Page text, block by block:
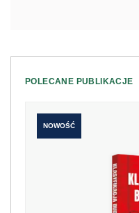
POLECANE PUBLIKACJE
NOWOŚĆ